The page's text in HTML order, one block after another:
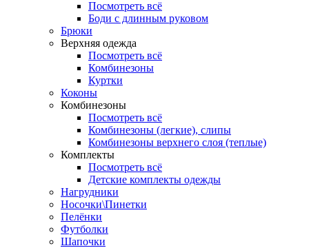
Посмотреть всё
Боди с длинным руковом
Брюки
Верхняя одежда
Посмотреть всё
Комбинезоны
Куртки
Коконы
Комбинезоны
Посмотреть всё
Комбинезоны (легкие), слипы
Комбинезоны верхнего слоя (теплые)
Комплекты
Посмотреть всё
Детские комплекты одежды
Нагрудники
Носочки\Пинетки
Пелёнки
Футболки
Шапочки